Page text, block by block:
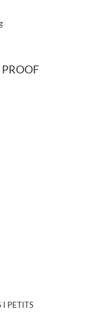
I PETITS